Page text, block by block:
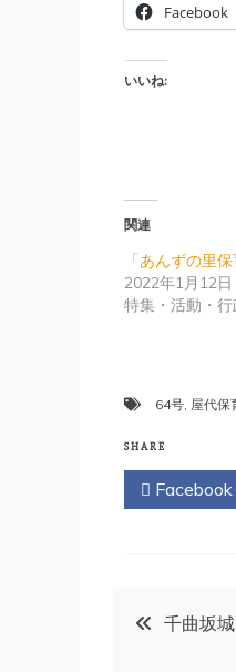
Facebook
いいね:
関連
「あんずの里
2022年1月12日
特集・活動・行
64号, 屋代保
SHARE
Facebook
投
千曲坂